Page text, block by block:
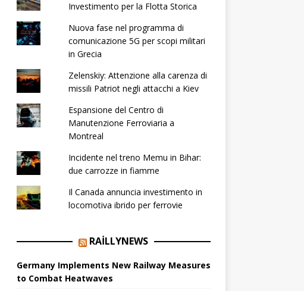
Investimento per la Flotta Storica
Nuova fase nel programma di
comunicazione 5G per scopi militari
in Grecia
Zelenskiy: Attenzione alla carenza di
missili Patriot negli attacchi a Kiev
Espansione del Centro di
Manutenzione Ferroviaria a
Montreal
Incidente nel treno Memu in Bihar:
due carrozze in fiamme
Il Canada annuncia investimento in
locomotiva ibrido per ferrovie
RAILLYNEWS
Germany Implements New Railway Measures
to Combat Heatwaves